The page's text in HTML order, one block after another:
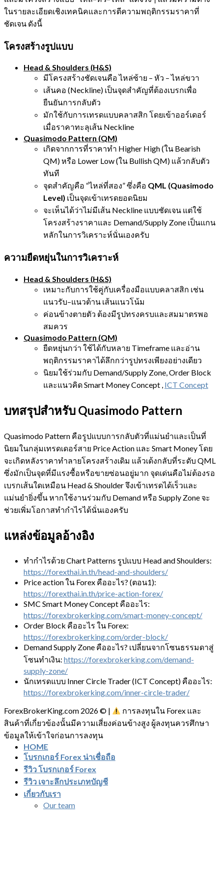
ในรายละเอียดเชิงเทคนิคและการตีความพฤติกรรมราคาที่
ชัดเจน ดังนี้
โครงสร้างรูปแบบ
Head & Shoulders (H&S)
มีโครงสร้างชัดเจนคือ ไหล่ซ้าย – หัว – ไหล่ขวา
เส้นคอ (Neckline) เป็นจุดสำคัญที่ต้องเบรกเพื่อ
ยืนยันการกลับตัว
มักใช้กับการเทรดแบบคลาสสิก โดยเข้าออร์เดอร์
เมื่อราคาทะลุเส้น Neckline
Quasimodo Pattern (QM)
เกิดจากการที่ราคาทำ Higher High (ใน Bearish
QM) หรือ Lower Low (ใน Bullish QM) แล้วกลับตัว
ทันที
จุดสำคัญคือ “ไหล่ที่สอง” ซึ่งคือ QML (Quasimodo
Level) เป็นจุดเข้าเทรดยอดนิยม
จะเห็นได้ว่าไม่มีเส้น Neckline แบบชัดเจน แต่ใช้
โครงสร้างราคาและ Demand/Supply Zone เป็นแกน
หลักในการวิเคราะห์นั่นเองครับ
ความยืดหยุ่นในการวิเคราะห์
Head & Shoulders (H&S)
เหมาะกับการใช้คู่กับเครื่องมือแบบคลาสสิก เช่น
แนวรับ–แนวต้าน เส้นแนวโน้ม
ค่อนข้างตายตัว ต้องมีรูปทรงครบและสมมาตรพอ
สมควร
Quasimodo Pattern (QM)
ยืดหยุ่นกว่า ใช้ได้กับหลาย Timeframe และอ่าน
พฤติกรรมราคาได้ลึกกว่ารูปทรงเพียงอย่างเดียว
นิยมใช้ร่วมกับ Demand/Supply Zone, Order Block
และแนวคิด Smart Money Concept , ICT Concept
บทสรุปสำหรับ Quasimodo Pattern
Quasimodo Pattern คือรูปแบบการกลับตัวที่แม่นยำและเป็นที่
นิยมในกลุ่มเทรดเดอร์สาย Price Action และ Smart Money โดย
จะเกิดหลังราคาทำลายโครงสร้างเดิม แล้วเด้งกลับที่ระดับ QML
ซึ่งมักเป็นจุดที่มีแรงซื้อหรือขายซ่อนอยู่มาก จุดเด่นคือไม่ต้องรอ
เบรกเส้นใดเหมือน Head & Shoulder จึงเข้าเทรดได้เร็วและ
แม่นยำยิ่งขึ้น หากใช้งานร่วมกับ Demand หรือ Supply Zone จะ
ช่วยเพิ่มโอกาสทำกำไรได้นั่นเองครับ
แหล่งข้อมูลอ้างอิง
ทำกำไรด้วย Chart Patterns รูปแบบ Head and Shoulders:
https://forexthai.in.th/head-and-shoulders/
Price action ใน Forex คืออะไร? (ตอน1):
https://forexthai.in.th/price-action-forex/
SMC Smart Money Concept คืออะไร:
https://forexbrokerking.com/smart-money-concept/
Order Block คืออะไร ใน Forex:
https://forexbrokerking.com/order-block/
Demand Supply Zone คืออะไร? เปลี่ยนจากโซนธรรมดาสู่
โซนทำเงิน: https://forexbrokerking.com/demand-
supply-zone/
นักเทรดแบบ Inner Circle Trader (ICT Concept) คืออะไร:
https://forexbrokerking.com/inner-circle-trader/
ForexBrokerKing.com 2026 © |
การลงทุนใน Forex และ
สินค้าที่เกี่ยวข้องนั้นมีความเสี่ยงค่อนข้างสูง ผู้ลงทุนควรศึกษา
ข้อมูลให้เข้าใจก่อนการลงทุน
HOME
โบรกเกอร์ Forex น่าเชื่อถือ
รีวิว โบรกเกอร์ Forex
รีวิว เจาะลึกประเภทบัญชี
เกี่ยวกับเรา
Our team